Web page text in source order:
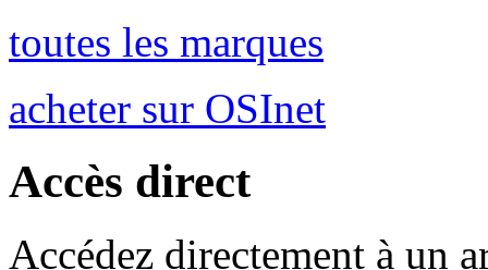
toutes les marques
acheter sur OSInet
Accès direct
Accédez directement à un